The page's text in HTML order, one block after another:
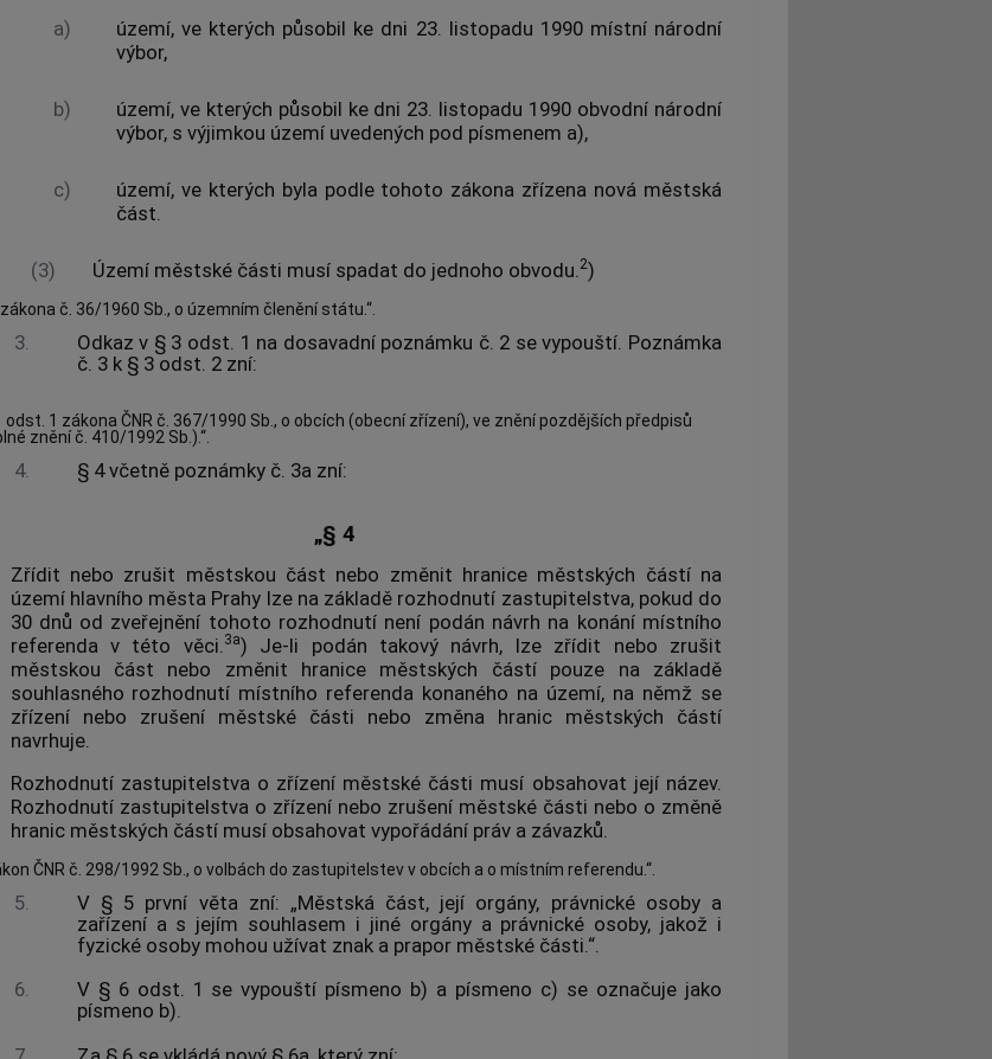
a)
území, ve kterých působil ke dni 23. listopadu 1990 místní národní
výbor,
b)
území, ve kterých působil ke dni 23. listopadu 1990 obvodní národní
výbor, s výjimkou území uvedených pod písmenem a),
c)
území, ve kterých byla podle tohoto zákona zřízena nová městská
část.
(3) Území městské části musí spadat do jednoho obvodu. 2)
č. 36/1960 Sb., o územním členění státu.“.
3.
Odkaz v § 3 odst. 1 na dosavadní poznámku č. 2 se vypouští. Poznámka
č. 3 k § 3 odst. 2 zní:
odst. 1 zákona ČNR č. 367/1990 Sb., o obcích (obecní zřízení), ve znění pozdějších předpisů
znění č. 410/1992 Sb.).“.
4. § 4 včetně poznámky č. 3a zní:
„§ 4
Zřídit nebo zrušit městskou část nebo změnit hranice městských částí na
území hlavního města Prahy lze na základě rozhodnutí zastupitelstva, pokud do
30 dnů od zveřejnění tohoto rozhodnutí není podán návrh na konání místního
referenda v této věci. 3a) Je-li podán takový návrh, lze zřídit nebo zrušit
městskou část nebo změnit hranice městských částí pouze na základě
souhlasného rozhodnutí místního referenda konaného na území, na němž se
zřízení nebo zrušení městské části nebo změna hranic městských částí
navrhuje.
Rozhodnutí zastupitelstva o zřízení městské části musí obsahovat její název.
Rozhodnutí zastupitelstva o zřízení nebo zrušení městské části nebo o změně
hranic městských částí musí obsahovat vypořádání práv a závazků.
ČNR č. 298/1992 Sb., o volbách do zastupitelstev v obcích a o místním referendu.“.
5.
V § 5 první věta zní: „Městská část, její orgány, právnické osoby a
zařízení a s jejím souhlasem i jiné orgány a právnické osoby, jakož i
fyzické osoby mohou užívat znak a prapor městské části.“.
6.
V § 6 odst. 1 se vypouští písmeno b) a písmeno c) se označuje jako
písmeno b).